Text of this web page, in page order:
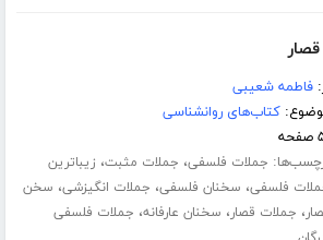
فاطمه شعیبی
کتاب‌های روانشناسی
جملات فلسفی، جملات مثبت، زیباترین
فلسفی، سخنان فلسفی، جملات انگیزشی، سخن
، جملات قصار، سخنان عارفانه، جملات فلسفی